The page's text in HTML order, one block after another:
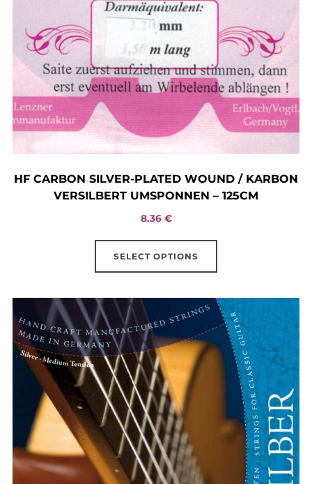
HF CARBON SILVER-PLATED WOUND / KARBON
VERSILBERT UMSPONNEN – 125CM
8.36 €
SELECT OPTIONS
This
multiple
variants.
The
options
may
chosen
on
product